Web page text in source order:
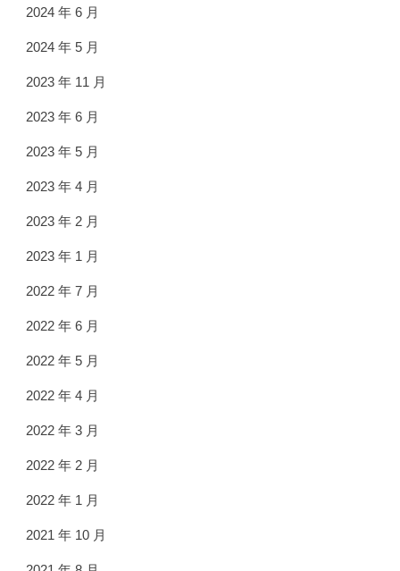
2024 年 6 月
2024 年 5 月
2023 年 11 月
2023 年 6 月
2023 年 5 月
2023 年 4 月
2023 年 2 月
2023 年 1 月
2022 年 7 月
2022 年 6 月
2022 年 5 月
2022 年 4 月
2022 年 3 月
2022 年 2 月
2022 年 1 月
2021 年 10 月